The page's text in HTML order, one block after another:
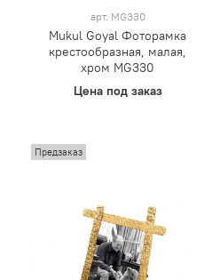
арт. MG330
Mukul Goyal Фоторамка
крестообразная, малая,
хром MG330
Цена под заказ
Предзаказ